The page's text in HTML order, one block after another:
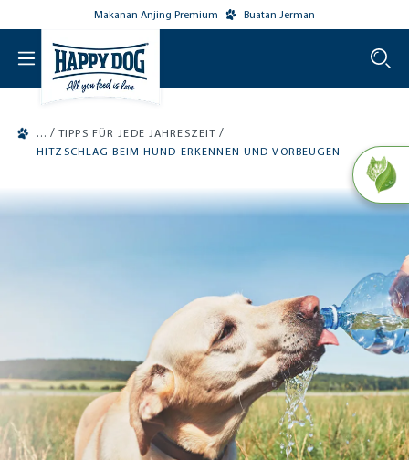
Makanan Anjing Premium Buatan Jerman
/ TIPPS FÜR JEDE JAHRESZEIT /
HITZSCHLAG BEIM HUND ERKENNEN UND VORBEUGEN